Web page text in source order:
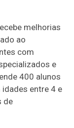
melhorias
ao
com
e
400 alunos
entre 4 e
de